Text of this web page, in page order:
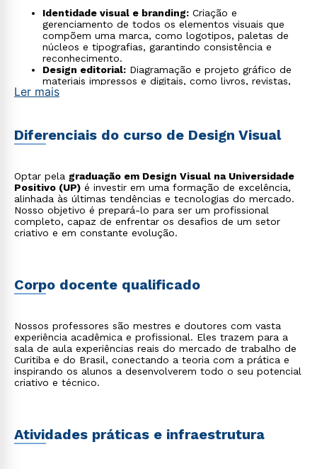
Identidade visual e branding: Criação e
gerenciamento de todos os elementos visuais que
compõem uma marca, como logotipos, paletas de
núcleos e tipografias, garantindo consistência e
reconhecimento.
Design editorial: Diagramação e projeto gráfico de
materiais impressos e digitais, como livros, revistas,
jornais e e-books, organizando o conteúdo de forma
softwares, com foco em criar uma experiência de uso
animações para publicidade, redes sociais, vinhetas
de programas e projetos audiovisuais, combinando
elementos de design, vídeo e som.
Visualização de dados (Data Viz):Transformação de
dados complexos em gráficos, infográficos e painéis
interativos, facilitando a compreensão e a análise de
informações de maneira clara e objetiva.
Ler mais
Diferenciais do curso de Design Visual
Optar pela graduação em Design Visual na Universidade
Positivo (UP) é investir em uma formação de excelência,
alinhada às últimas tendências e tecnologias do mercado.
Nosso objetivo é prepará-lo para ser um profissional
completo, capaz de enfrentar os desafios de um setor
criativo e em constante evolução.
Corpo docente qualificado
Nossos professores são mestres e doutores com vasta
experiência acadêmica e profissional. Eles trazem para a
sala de aula experiências reais do mercado de trabalho de
Curitiba e do Brasil, conectando a teoria com a prática e
inspirando os alunos a desenvolverem todo o seu potencial
criativo e técnico.
Atividades práticas e infraestrutura
Estou de acordo com aPolítica de Privacidade.